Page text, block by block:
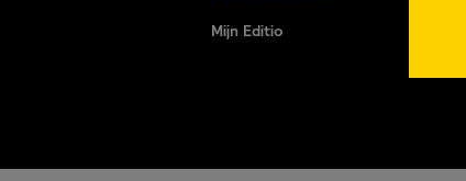
Mijn Editio